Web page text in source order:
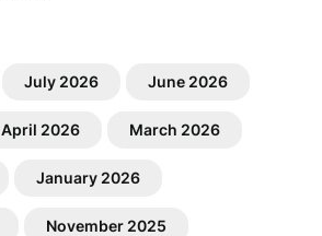
July 2026 June 2026
April 2026 March 2026
January 2026
November 2025